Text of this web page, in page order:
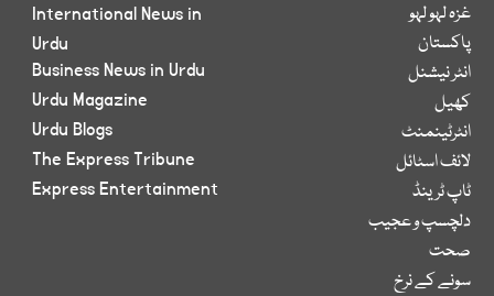
غزہ لہو لہو
پاکستان
انٹر نیشنل
کھیل
انٹرٹینمنٹ
لائف اسٹائل
ٹاپ ٹرینڈ
دلچسپ و عجیب
صحت
سونے کے نرخ
International News in
Urdu
Business News in Urdu
Urdu Magazine
Urdu Blogs
The Express Tribune
Express Entertainment